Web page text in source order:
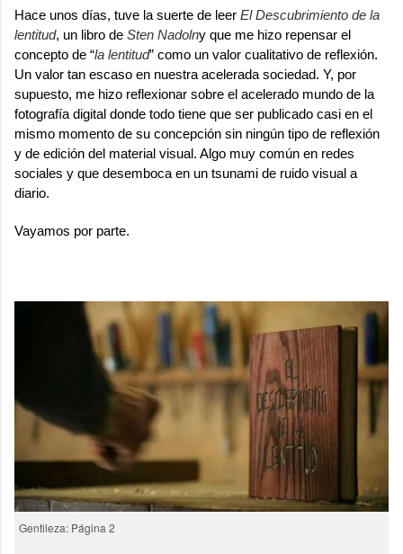
Hace unos días, tuve la suerte de leer El Descubrimiento de la
lentitud, un libro de Sten Nadolny que me hizo repensar el
concepto de “la lentitud” como un valor cualitativo de reflexión.
Un valor tan escaso en nuestra acelerada sociedad. Y, por
supuesto, me hizo reflexionar sobre el acelerado mundo de la
fotografía digital donde todo tiene que ser publicado casi en el
mismo momento de su concepción sin ningún tipo de reflexión
y de edición del material visual. Algo muy común en redes
sociales y que desemboca en un tsunami de ruido visual a
diario.
Vayamos por parte.
Gentileza: Página 2